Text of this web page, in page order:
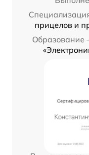
прицелов и
Образование